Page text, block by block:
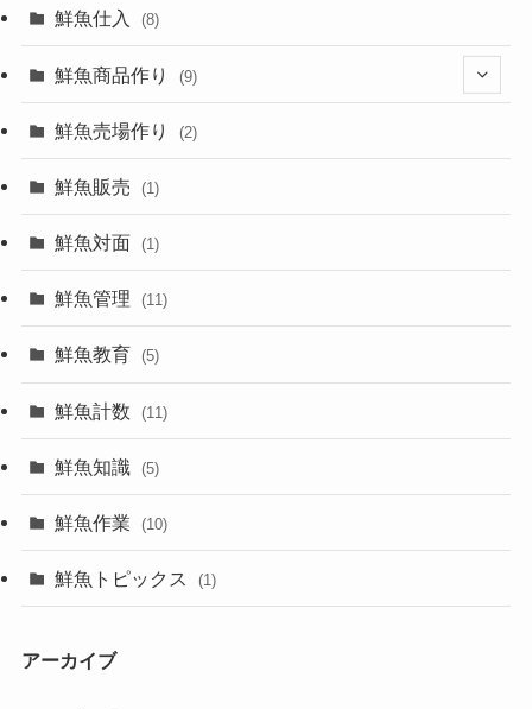
鮮魚仕入 (8)
鮮魚商品作り (9)
(8)
鮮魚売場作り (2)
鮮魚販売 (1)
鮮魚対面 (1)
鮮魚管理 (11)
鮮魚教育 (5)
鮮魚計数 (11)
鮮魚知識 (5)
鮮魚作業 (10)
鮮魚トピックス (1)
アーカイブ